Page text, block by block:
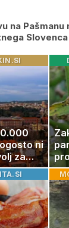
na
Slovenca
ni
za